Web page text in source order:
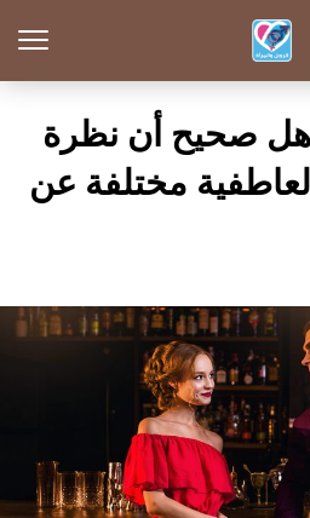
صحيح أن نظرة
مختلفة عن